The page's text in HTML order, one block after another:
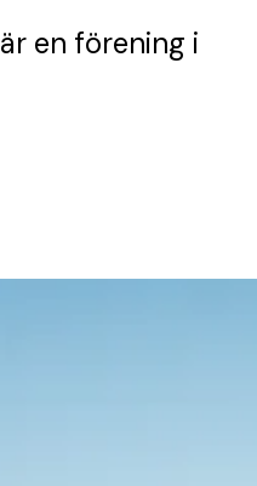
är en förening i